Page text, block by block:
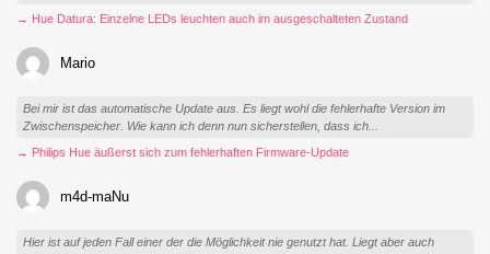
→ Hue Datura: Einzelne LEDs leuchten auch im ausgeschalteten Zustand
Mario
Bei mir ist das automatische Update aus. Es liegt wohl die fehlerhafte Version im
Zwischenspeicher. Wie kann ich denn nun sicherstellen, dass ich...
→ Philips Hue äußerst sich zum fehlerhaften Firmware-Update
m4d-maNu
Hier ist auf jeden Fall einer der die Möglichkeit nie genutzt hat. Liegt aber auch